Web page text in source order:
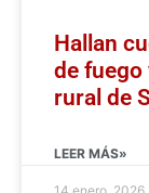
Hallan
de fuego
rural de
LEER MÁS»